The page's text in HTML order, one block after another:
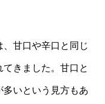
、甘口や辛口と同じ
きました。甘口と
いという見方もあ